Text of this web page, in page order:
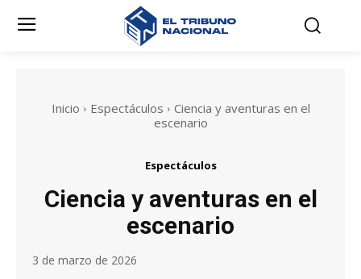
Inicio Espectáculos
Ciencia y aventuras en el
escenario
Espectáculos
Ciencia y aventuras en el
escenario
3 de marzo de 2026